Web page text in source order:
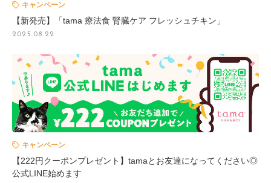
キャンペーン
【新発売】「tama 療法食 腎臓ケア フレッシュチキン」
2025.08.22
キャンペーン
【222円クーポンプレゼント】tamaとお友達になってください◎
公式LINE始めます